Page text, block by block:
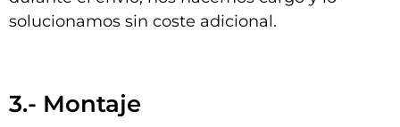
solucionamos sin coste adicional.
3.- Montaje